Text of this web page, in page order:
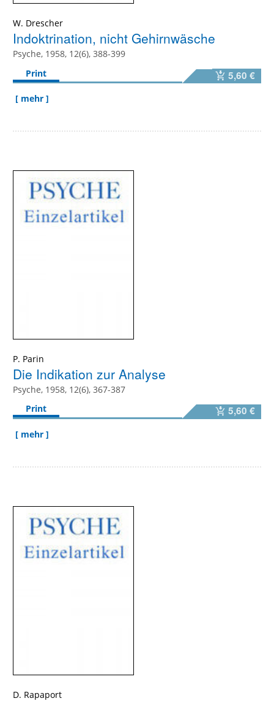
W. Drescher
Indoktrination, nicht Gehirnwäsche
Psyche, 1958, 12(6), 388-399
Print
5,60 €
[ mehr ]
P. Parin
Die Indikation zur Analyse
Psyche, 1958, 12(6), 367-387
Print
5,60 €
[ mehr ]
D. Rapaport